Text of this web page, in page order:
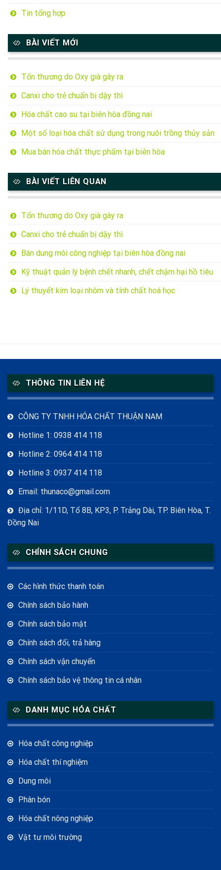
Tin tổng hợp
BÀI VIẾT MỚI
Tổn thương do Oxy già gây ra
Canxi cho trẻ chuẩn bị dậy thì
Hóa chất cao su tại biên hòa đồng nai
Một số loại hóa chất sử dụng trong nuôi trồng thủy sản
Mua bán hóa chất thực phẩm tại biên hòa
BÀI VIẾT LIÊN QUAN
Tổn thương do Oxy già gây ra
Canxi cho trẻ chuẩn bị dậy thì
Bán dung môi công nghiệp tại biên hòa đồng nai
Kỹ thuật quản lý bệnh chết nhanh, chết chậm hại hồ tiêu
Lý thuyết kim loại nhôm và tính chất hoá học
THÔNG TIN LIÊN HỆ
CÔNG TY TNHH HÓA CHẤT THUẬN NAM
Hotline 1: 0938 414 118
Hotline 2: 0964 414 118
Hotline 3: 0937 414 118
Email: thunaco@gmail.com
Địa chỉ: 1/11D, Tổ 8B, KP3, P. Trảng Dài, TP. Biên Hòa, T.
Đồng Nai
CHÍNH SÁCH CHUNG
Các hình thức thanh toán
Chính sách bảo hành
Chính sách bảo mật
Chính sách đổi, trả hàng
Chính sách vận chuyển
Chính sách bảo vệ thông tin cá nhân
DANH MỤC HÓA CHẤT
Hóa chất công nghiệp
Hóa chất thí nghiệm
Dung môi
Phân bón
Hóa chất nông nghiệp
Vật tư môi trường